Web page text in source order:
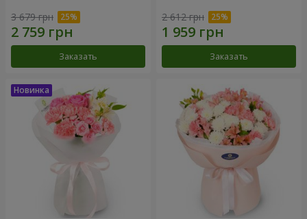
3 679 грн
Заказать
2 612 грн
Заказать